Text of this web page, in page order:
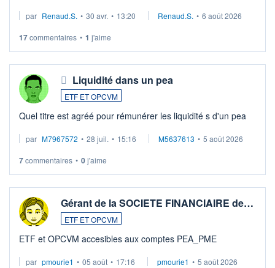
Investissement long terme tip top pour sa retraite.
par Renaud.S. • 30 avr. • 13:20 Renaud.S. • 6 août 2026
17commentaires • 1 j'aime
Liquidité dans un pea
ETF ET OPCVM
Quel titre est agréé pour rémunérer les liquidité s d'un pea
par M7967572 • 28 juil. • 15:16 M5637613 • 5 août 2026
7commentaires • 0j'aime
Gérant de la SOCIETE FINANCIAIRE de…
ETF ET OPCVM
ETF et OPCVM accesibles aux comptes PEA_PME
par pmourie1 • 05 août • 17:16 pmourie1 • 5 août 2026